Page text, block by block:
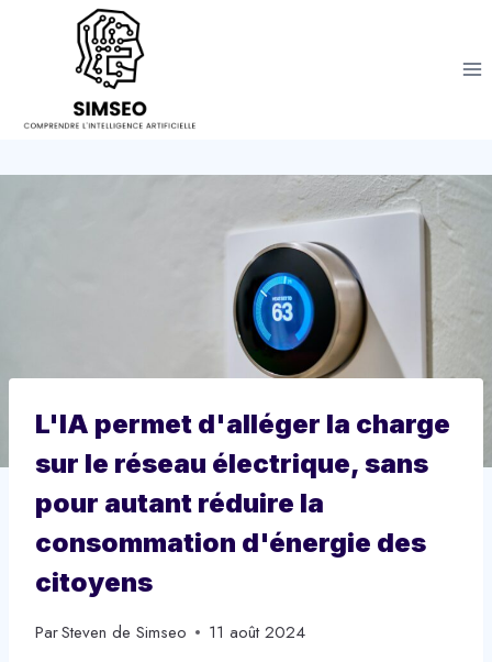
L'IA permet d'alléger la charge
sur le réseau électrique, sans
pour autant réduire la
consommation d'énergie des
citoyens
ParSteven de Simseo 11 août 2024